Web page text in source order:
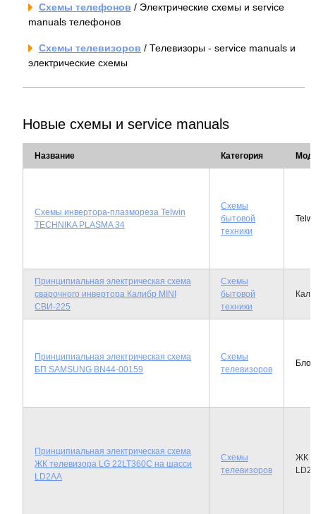
Схемы телефонов / Электрические схемы и service
manuals телефонов
Схемы телевизоров / Телевизоры - service manuals и
электрические схемы
Новые схемы и service manuals
Название Категория
Cхемы инвертора-плазмореза Telwin
TECHNIKA PLASMA 34
Схемы
бытовой
техники
Принципиальная электрическая схема
сварочного инвертора Калибр MINI
СВИ-225
Схемы
бытовой
техники
Принципиальная электрическая схема
БП SAMSUNG BN44-00159
Схемы
телевизоров
Принципиальная электрическая схема
ЖК телевизора LG 22LT360C на шасси
LD2AA
Схемы
телевизоров
ЖК